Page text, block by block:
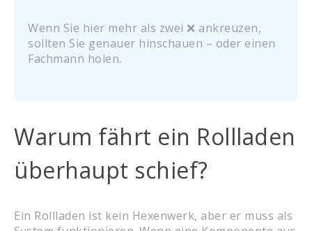
Wenn Sie hier mehr als zwei ❌ ankreuzen,
sollten Sie genauer hinschauen – oder einen
Fachmann holen.
Warum fährt ein Rollladen
überhaupt schief?
Ein Rollladen ist kein Hexenwerk, aber er muss als